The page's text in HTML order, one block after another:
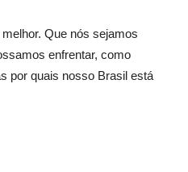
Que nós sejamos
enfrentar, como
por quais nosso Brasil está